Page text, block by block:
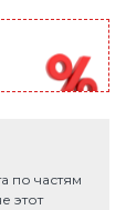
по частям
этот